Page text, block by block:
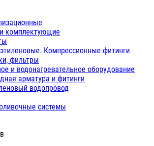
комплектующие
Компрессионные фитинги
фильтры
и водонагревательное оборудование
арматура и фитинги
водопровод
системы